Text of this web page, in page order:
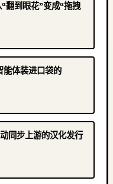
到眼花”变成“拖拽
体装进口袋的
同步上游的汉化发行